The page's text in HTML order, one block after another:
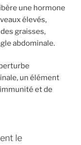
une hormone
élevés,
graisses,
abdominale.
un élément
et de
le